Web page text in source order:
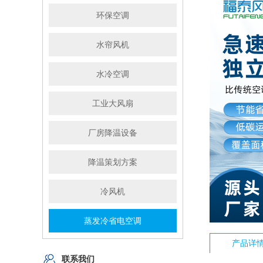
环保空调
水帘风机
水冷空调
工业大风扇
厂房降温设备
降温策划方案
冷风机
蒸发冷省电空调
联系我们
产品详